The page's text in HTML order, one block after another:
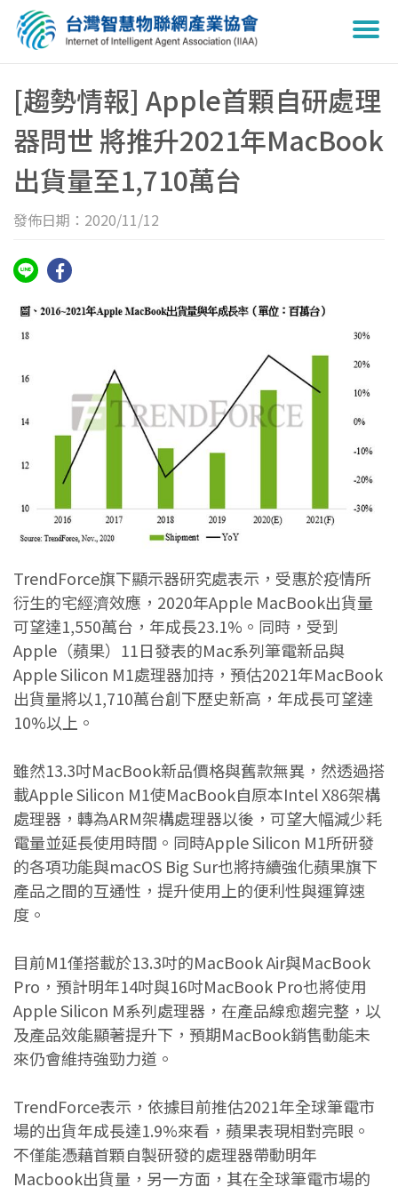
[趨勢情報] Apple首顆自研處理
器問世 將推升2021年MacBook
出貨量至1,710萬台
發佈日期：2020/11/12
TrendForce旗下顯示器研究處表示，受惠於疫情所
衍生的宅經濟效應，2020年Apple MacBook出貨量
可望達1,550萬台，年成長23.1%。同時，受到
Apple（蘋果）11日發表的Mac系列筆電新品與
Apple Silicon M1處理器加持，預估2021年MacBook
出貨量將以1,710萬台創下歷史新高，年成長可望達
10%以上。
雖然13.3吋MacBook新品價格與舊款無異，然透過搭
載Apple Silicon M1使MacBook自原本Intel X86架構
處理器，轉為ARM架構處理器以後，可望大幅減少耗
電量並延長使用時間。同時Apple Silicon M1所研發
的各項功能與macOS Big Sur也將持續強化蘋果旗下
產品之間的互通性，提升使用上的便利性與運算速
度。
目前M1僅搭載於13.3吋的MacBook Air與MacBook
Pro，預計明年14吋與16吋MacBook Pro也將使用
Apple Silicon M系列處理器，在產品線愈趨完整，以
及產品效能顯著提升下，預期MacBook銷售動能未
來仍會維持強勁力道。
TrendForce表示，依據目前推估2021年全球筆電市
場的出貨年成長達1.9%來看，蘋果表現相對亮眼。
不僅能憑藉首顆自製研發的處理器帶動明年
Macbook出貨量，另一方面，其在全球筆電市場的